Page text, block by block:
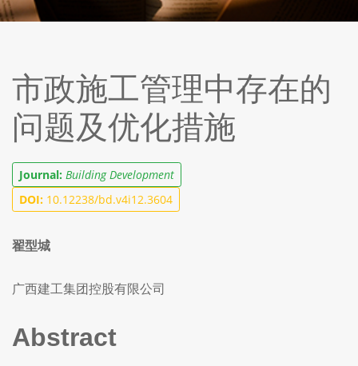
市政施工管理中存在的
问题及优化措施
Journal: Building Development
DOI: 10.12238/bd.v4i12.3604
翟型城
广西建工集团控股有限公司
Abstract